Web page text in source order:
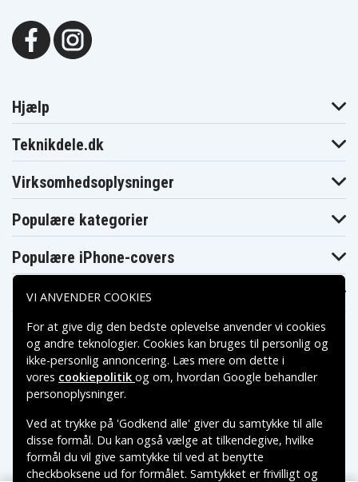
Hjælp
Teknikdele.dk
Virksomhedsoplysninger
Populære kategorier
Populære iPhone-covers
Populære Samsung-covers
Betalingsmuligheder
Leveringsmuligheder
VI ANVENDER COOKIES
For at give dig den bedste oplevelse anvender vi cookies
og andre teknologier. Cookies kan bruges til personlig og
ikke-personlig annoncering. Læs mere om dette i
vores cookiepolitik og om, hvordan Google behandler
personoplysninger.
Ved at trykke på 'Godkend alle' giver du samtykke til alle
disse formål. Du kan også vælge at tilkendegive, hvilke
formål du vil give samtykke til ved at benytte
checkboksene ud for formålet. Samtykket er frivilligt og